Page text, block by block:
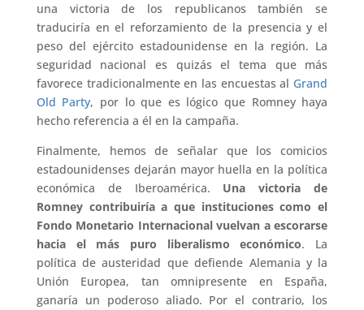
una victoria de los republicanos también se
traduciría en el reforzamiento de la presencia y el
peso del ejército estadounidense en la región. La
seguridad nacional es quizás el tema que más
favorece tradicionalmente en las encuestas al Grand
Old Party, por lo que es lógico que Romney haya
hecho referencia a él en la campaña.
Finalmente, hemos de señalar que los comicios
estadounidenses dejarán mayor huella en la política
económica de Iberoamérica. Una victoria de
Romney contribuiría a que instituciones como el
Fondo Monetario Internacional vuelvan a escorarse
hacia el más puro liberalismo económico. La
política de austeridad que defiende Alemania y la
Unión Europea, tan omnipresente en España,
ganaría un poderoso aliado. Por el contrario, los